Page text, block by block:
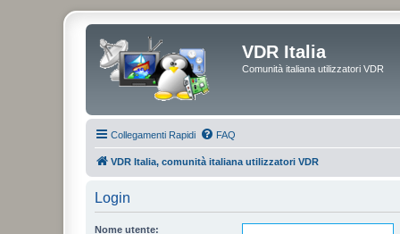
VDR Italia
Comunità italiana utilizzatori VDR
Collegamenti Rapidi FAQ
VDR Italia, comunità italiana utilizzatori VDR
Login
Nome utente: